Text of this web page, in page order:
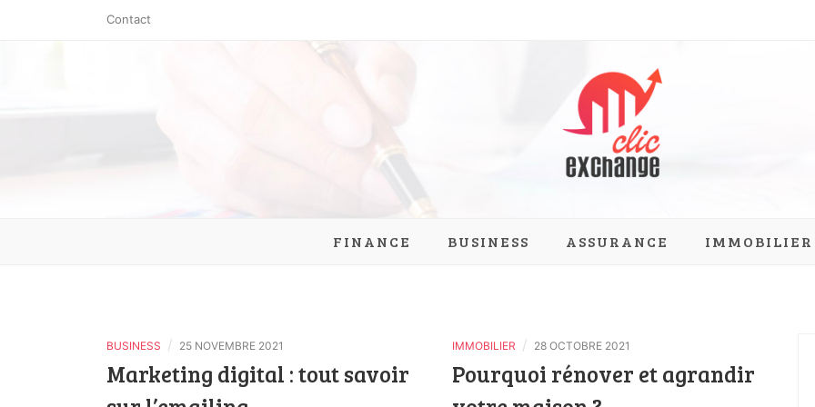
Contact
clic-exchange.com
FINANCE BUSINESS ASSURANCE IMMOBILIER
BUSINESS / 25 NOVEMBRE 2021
Marketing digital : tout savoir
IMMOBILIER / 28 OCTOBRE 2021
Pourquoi rénover et agrandir